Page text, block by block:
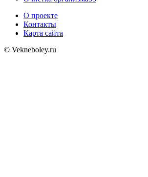
О проекте
Контакты
Карта сайта
© Vekneboley.ru